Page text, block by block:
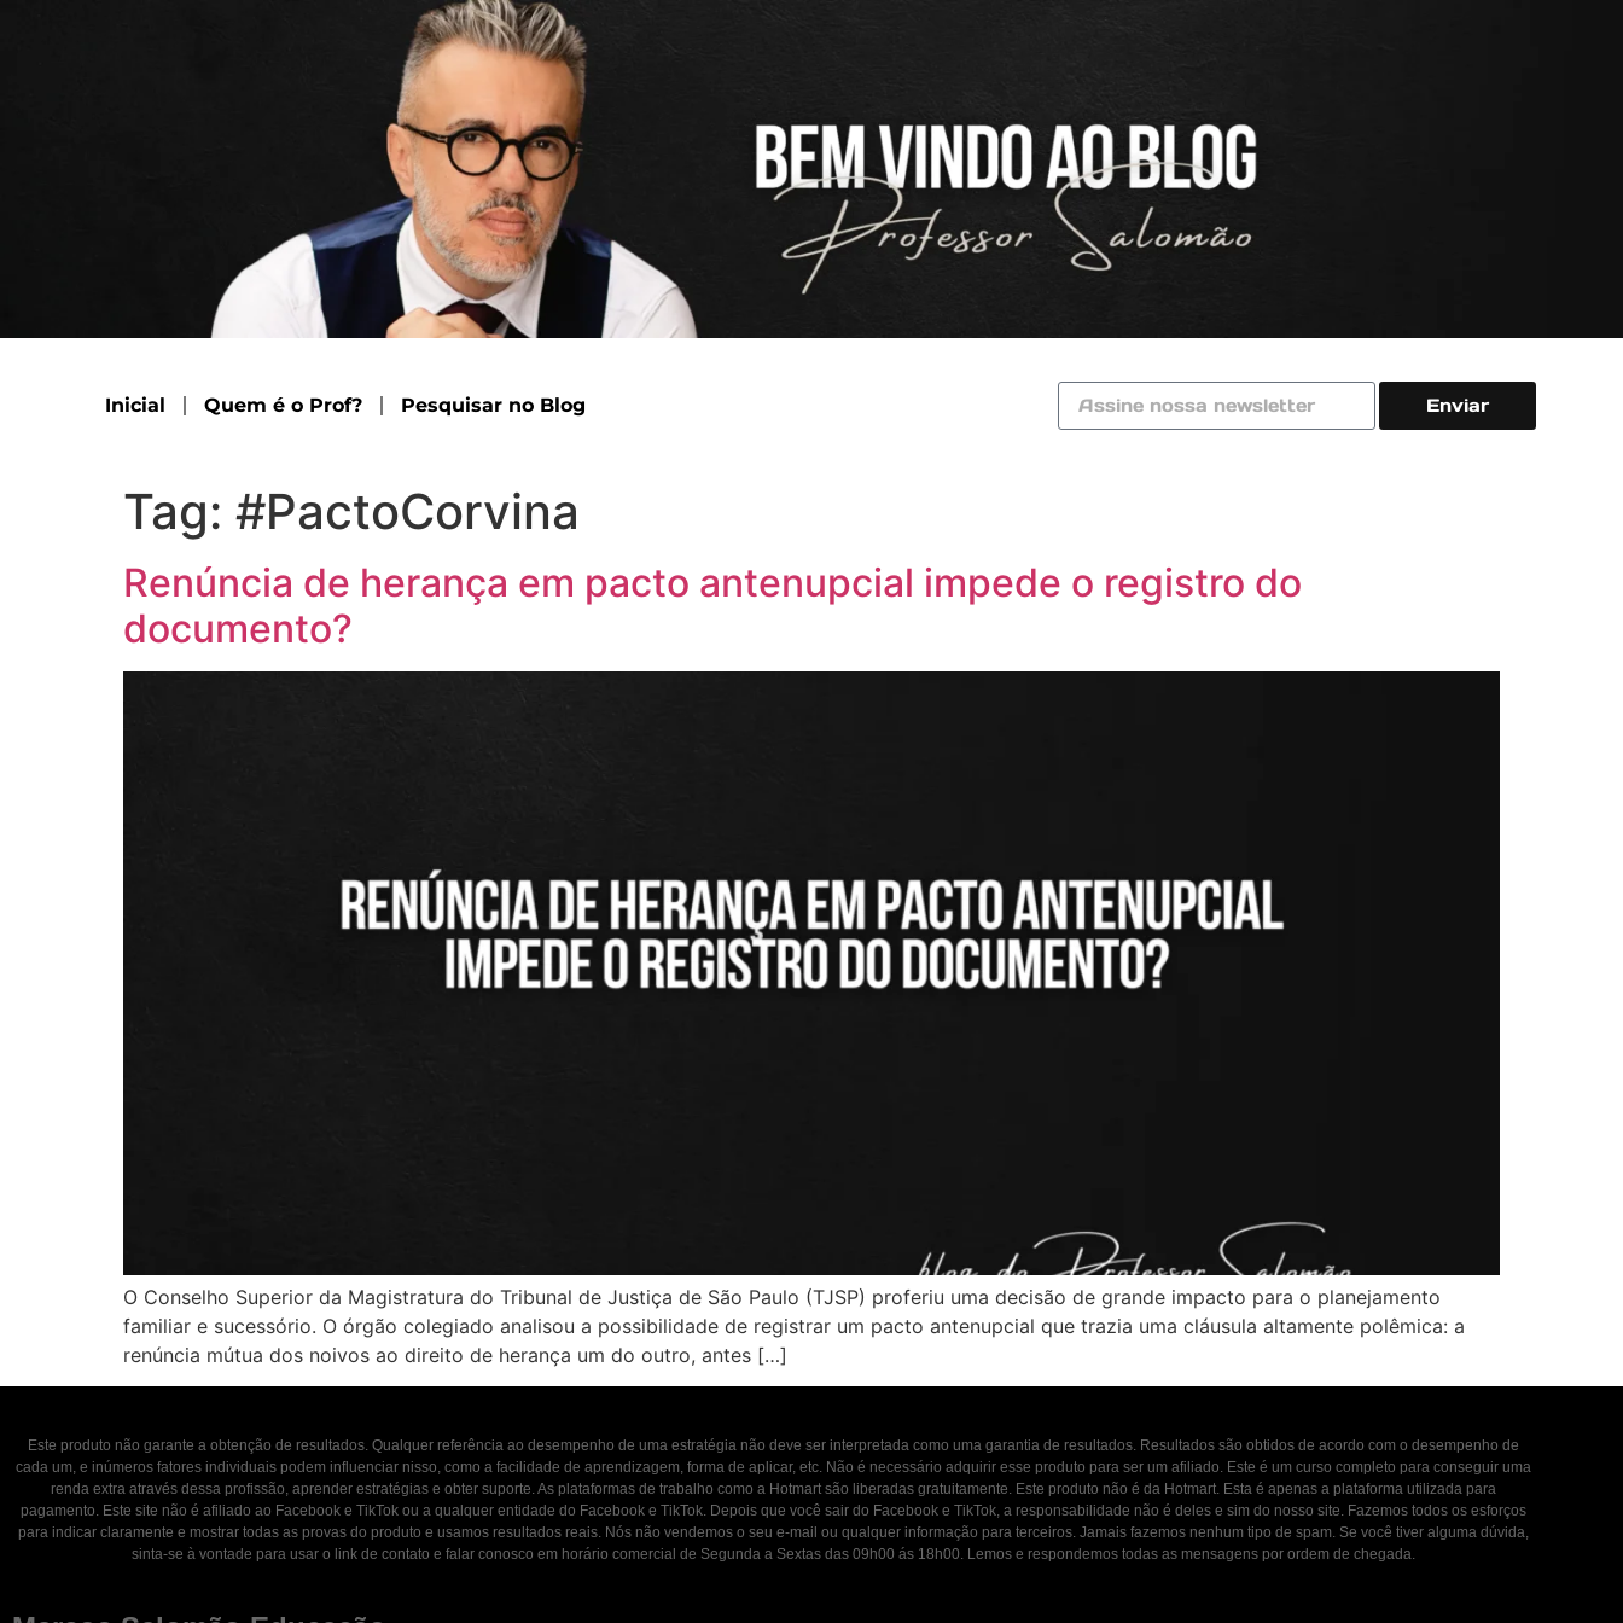
Inicial Quem é o Prof? Pesquisar no Blog Enviar
Tag: #PactoCorvina
Renúncia de herança em pacto antenupcial impede o registro do
documento?
O Conselho Superior da Magistratura do Tribunal de Justiça de São Paulo (TJSP) proferiu uma decisão de grande impacto para o planejamento
familiar e sucessório. O órgão colegiado analisou a possibilidade de registrar um pacto antenupcial que trazia uma cláusula altamente polêmica: a
renúncia mútua dos noivos ao direito de herança um do outro, antes […]
Este produto não garante a obtenção de resultados. Qualquer referência ao desempenho de uma estratégia não deve ser interpretada como uma garantia de resultados. Resultados são obtidos de acordo com o desempenho de
cada um, e inúmeros fatores individuais podem influenciar nisso, como a facilidade de aprendizagem, forma de aplicar, etc. Não é necessário adquirir esse produto para ser um afiliado. Este é um curso completo para conseguir uma
renda extra através dessa profissão, aprender estratégias e obter suporte. As plataformas de trabalho como a Hotmart são liberadas gratuitamente. Este produto não é da Hotmart. Esta é apenas a plataforma utilizada para
pagamento. Este site não é afiliado ao Facebook e TikTok ou a qualquer entidade do Facebook e TikTok. Depois que você sair do Facebook e TikTok, a responsabilidade não é deles e sim do nosso site. Fazemos todos os esforços
para indicar claramente e mostrar todas as provas do produto e usamos resultados reais. Nós não vendemos o seu e-mail ou qualquer informação para terceiros. Jamais fazemos nenhum tipo de spam. Se você tiver alguma dúvida,
sinta-se à vontade para usar o link de contato e falar conosco em horário comercial de Segunda a Sextas das 09h00 ás 18h00. Lemos e respondemos todas as mensagens por ordem de chegada.